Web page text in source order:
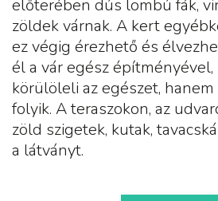
előterében dús lombú fák,
zöldek várnak. A kert
ez végig érezhető és
él a vár egész építményével,
körülöleli az egészet,
folyik. A teraszokon, az
zöld szigetek, kutak,
a látványt.